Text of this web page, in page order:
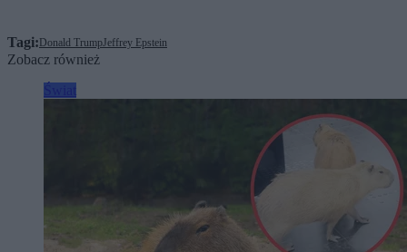
Tagi:Donald TrumpJeffrey Epstein
Zobacz również